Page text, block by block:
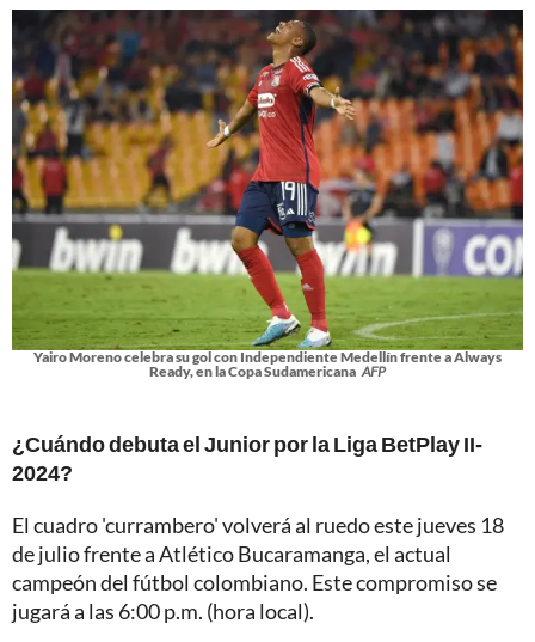
Yairo Moreno celebra su gol con Independiente Medellín frente a Always
Ready, en la Copa Sudamericana AFP
¿Cuándo debuta el Junior por la Liga BetPlay II-
2024?
El cuadro 'currambero' volverá al ruedo este jueves 18
de julio frente a Atlético Bucaramanga, el actual
campeón del fútbol colombiano. Este compromiso se
jugará a las 6:00 p.m. (hora local).